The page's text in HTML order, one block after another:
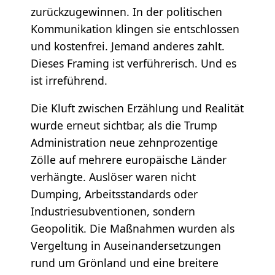
zurückzugewinnen. In der politischen
Kommunikation klingen sie entschlossen
und kostenfrei. Jemand anderes zahlt.
Dieses Framing ist verführerisch. Und es
ist irreführend.
Die Kluft zwischen Erzählung und Realität
wurde erneut sichtbar, als die Trump
Administration neue zehnprozentige
Zölle auf mehrere europäische Länder
verhängte. Auslöser waren nicht
Dumping, Arbeitsstandards oder
Industriesubventionen, sondern
Geopolitik. Die Maßnahmen wurden als
Vergeltung in Auseinandersetzungen
rund um Grönland und eine breitere